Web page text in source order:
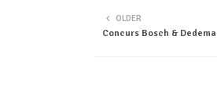
OLDER
Concurs Bosch &